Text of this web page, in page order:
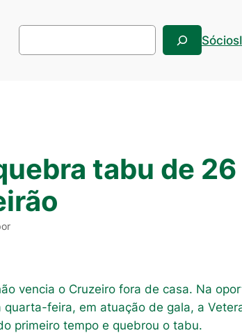
Pesquisar
Sócios
tabu de
vencia o Cruzeiro fora de casa. Na
feira, em atuação de gala, a
primeiro tempo e quebrou o tabu.